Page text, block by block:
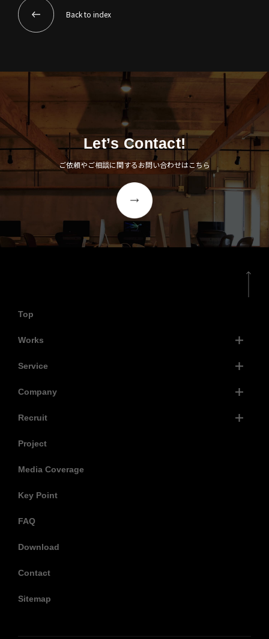
Back to index
Let’s Contact!
ご依頼やご相談に関するお問い合わせはこちら
Top
Works
Service
Company
Recruit
Project
Media Coverage
Key Point
FAQ
Download
Contact
Sitemap